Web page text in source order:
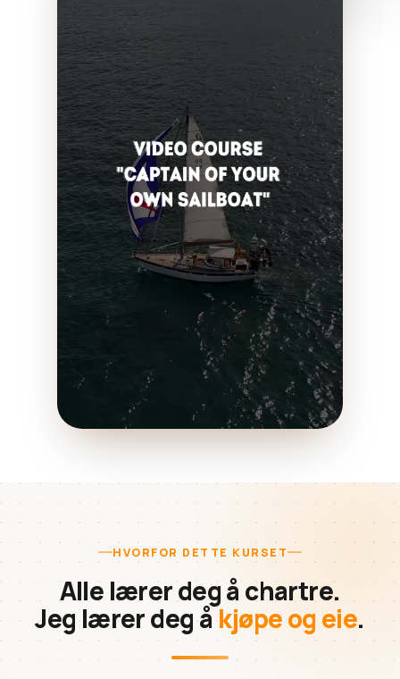
HVORFOR DETTE KURSET
Alle lærer deg å chartre.
Jeg lærer deg åkjøpe og eie.